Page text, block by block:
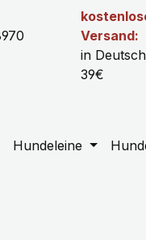
Versand:
in
39€
Hundeleine